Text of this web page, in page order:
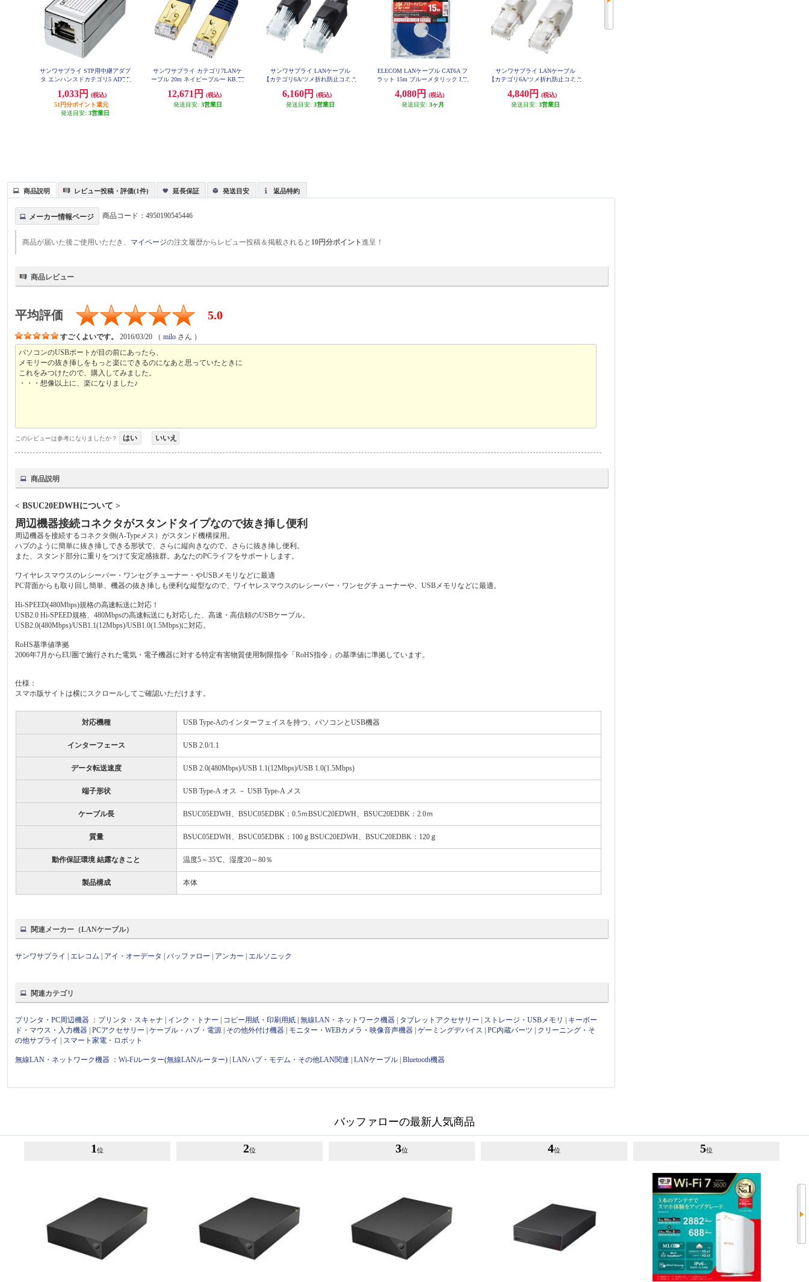
サンワサプライ STP用中継アダプ
タ エンハンスドカテゴリ5 ADT-E
1,033円
(税込)
51円分ポイント還元
発送目安: 3営業日
サンワサプライ カテゴリ7LANケ
ーブル 20m ネイビーブルー KB-T7
12,671円
(税込)
発送目安: 3営業日
サンワサプライ LANケーブル
【カテゴリ6A/ツメ折れ防止コネク
KB-T6ATS-20BK
6,160円
(税込)
発送目安: 3営業日
ELECOM LANケーブル CAT6A フ
ラット 15m ブルーメタリック LD-
4,080円
(税込)
発送目安: 3ヶ月
サンワサプライ LANケーブル
【カテゴリ6A/ツメ折れ防止コネク
KB-T6ATS-15W
4,840円
(税込)
発送目安: 3営業日
商品説明 レビュー投稿・評価(1件) 延長保証 発送目安 返品特約
メーカー情報ページ 商品コード：4950190545446
商品が届いた後ご使用いただき、 マイページの注文履歴からレビュー投稿＆掲載されると 10円分ポイント進呈！
商品レビュー
平均評価 5.0
すごくよいです。 2016/03/20 （milo さん ）
パソコンのUSBポートが目の前にあったら、
メモリーの抜き挿しをもっと楽にできるのになあと思っていたときに
これをみつけたので、購入してみました。
・・・想像以上に、楽になりました♪
このレビューは参考になりましたか？ はい いいえ
商品説明
< BSUC20EDWHについて >
周辺機器接続コネクタがスタンドタイプなので抜き挿し便利
周辺機器を接続するコネクタ側(A-Typeメス）がスタンド機構採用。
ハブのように簡単に抜き挿しできる形状で、さらに縦向きなので、さらに抜き挿し便利。
また、スタンド部分に重りをつけて安定感抜群。あなたのPCライフをサポートします。
ワイヤレスマウスのレシーバー・ワンセグチューナー・やUSBメモリなどに最適
PC背面からも取り回し簡単、機器の抜き挿しも便利な縦型なので、ワイヤレスマウスのレシーバー・ワンセグチューナーや、USBメモリなどに最適。
Hi-SPEED(480Mbps)規格の高速転送に対応！
USB2.0 Hi-SPEED規格、480Mbpsの高速転送にも対応した、高速・高信頼のUSBケーブル。
USB2.0(480Mbps)/USB1.1(12Mbps)/USB1.0(1.5Mbps)に対応。
RoHS基準値準拠
2006年7月からEU圏で施行された電気・電子機器に対する特定有害物質使用制限指令「RoHS指令」の基準値に準拠しています。
仕様：
スマホ版サイトは横にスクロールしてご確認いただけます。
対応機種 USB Type-Aのインターフェイスを持つ、パソコンとUSB機器
インターフェース USB 2.0/1.1
データ転送速度 USB 2.0(480Mbps)/USB 1.1(12Mbps)/USB 1.0(1.5Mbps)
端子形状 USB Type-A オス － USB Type-A メス
ケーブル長 BSUC05EDWH、BSUC05EDBK：0.5ｍBSUC20EDWH、BSUC20EDBK：2.0ｍ
質量 BSUC05EDWH、BSUC05EDBK：100ｇBSUC20EDWH、BSUC20EDBK：120ｇ
動作保証環境 結露なきこと 温度5～35℃、湿度20～80％
製品構成 本体
関連メーカー（LANケーブル）
サンワサプライ エレコム アイ・オーデータ |バッファロー アンカー エルソニック
関連カテゴリ
プリンタ・PC周辺機器 ： プリンタ・スキャナ インク・トナー コピー用紙・印刷用紙 |無線LAN・ネットワーク機器 タブレットアクセサリー ストレージ・USBメモリ
キーボー
ド・マウス・入力機器 |PCアクセサリー |ケーブル・ハブ・電源 その他外付け機器 モニター・WEBカメラ・映像音声機器 |ゲーミングデバイス |PC内蔵パーツ
クリーニング・そ
の他サプライ
スマート家電・ロボット
無線LAN・ネットワーク機器 ：Wi-Fiルーター(無線LANルーター) |LANハブ・モデム・その他LAN関連 |LANケーブル |Bluetooth機器
バッファローの最新人気商品
1 位 2位 3位 4位 5位